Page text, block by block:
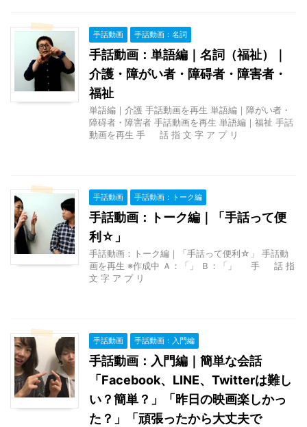
手話動画 手話動画：名詞
手話動画：単語編｜名詞（福祉）｜
介護・障がい者・障碍者・障害者・
福祉
単語編｜介護 手話動画を再生 単語編｜障がい者・
障碍者・障害者 手話動画を再生 単語編｜福祉 手話
動画を再生 手 話 指 文 字 ア プ リ
手話動画 手話動画：トーク編
手話動画：トーク編｜「手話って便
利☆」
手話動画：トーク編｜「手話って便利☆」 手話動
画を再生 ※作成中 Ａ：「」 Ｂ：「」 手 話 指
文 字 ア プ リ
手話動画 手話動画：入門編
手話動画：入門編｜簡単な会話
「Facebook、LINE、Twitterは難し
い？簡単？」「昨日の映画楽しかっ
た？」「頑張ったから大丈夫で